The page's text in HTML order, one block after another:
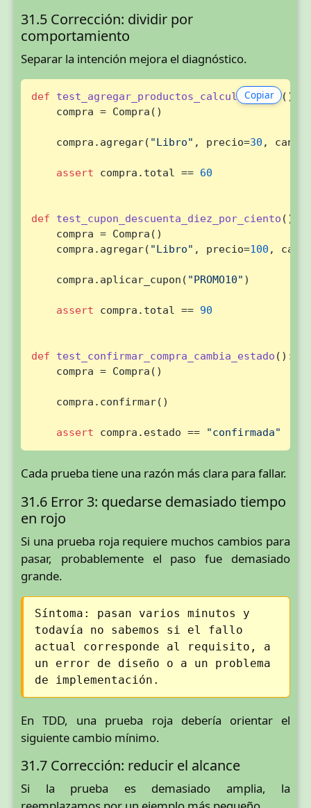
31.5 Corrección: dividir por
comportamiento
Separar la intención mejora el diagnóstico.
Copiar
def test_agregar_productos_calcula_total():
    compra = Compra()
    compra.agregar(
"Libro" , precio=30 ,
assert compra.total == 60
def test_cupon_descuenta_diez_por_ciento ():
    compra = Compra()
    compra.agregar(
"Libro" , precio=100 ,
    compra.aplicar_cupon(
"PROMO10" )
assert compra.total == 90
def test_confirmar_compra_cambia_estado ():
    compra = Compra()
    compra.confirmar()
assert compra.estado == "confirmada"
Cada prueba tiene una razón más clara para fallar.
31.6 Error 3: quedarse demasiado tiempo
en rojo
Si una prueba roja requiere muchos cambios para
pasar, probablemente el paso fue demasiado
grande.
Síntoma: pasan varios minutos y
todavía no sabemos si el fallo
actual corresponde al requisito, a
un error de diseño o a un problema
de implementación.
En TDD, una prueba roja debería orientar el
siguiente cambio mínimo.
31.7 Corrección: reducir el alcance
Si la prueba es demasiado amplia, la